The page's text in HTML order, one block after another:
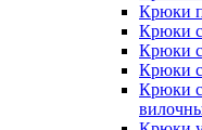
Крюки
Крюки
Крюки
Крюки
Крюки